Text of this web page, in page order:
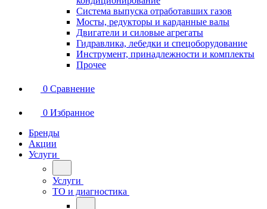
Система выпуска отработавших газов
Мосты, редукторы и карданные валы
Двигатели и силовые агрегаты
Гидравлика, лебедки и спецоборудование
Инструмент, принадлежности и комплекты
Прочее
0 Сравнение
0 Избранное
Бренды
Акции
Услуги
Услуги
ТО и диагностика